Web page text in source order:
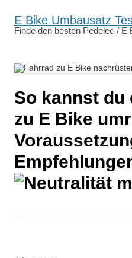
E Bike Umbausatz
Finde den besten Pedelec / E
So kannst du
zu E Bike